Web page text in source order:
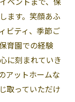
ベントまで、保
ます。笑顔あふ
ビティ、季節ご
育園での経験
に刻まれていき
アットホームな
取っていただけ